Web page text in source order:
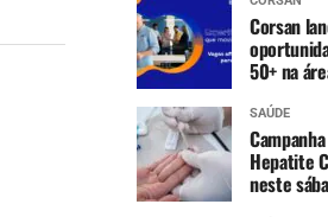
Corsan
50+ na
SAÚDE
Hepatite
neste